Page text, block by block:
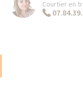
Courtier en